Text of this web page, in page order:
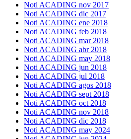
Noti ACADING
Noti ACADING nov 2017
Noti ACADING dic 2017
Noti ACADING ene 2018
Noti ACADING feb 2018
Noti ACADING mar 2018
Noti ACADING abr 2018
Noti ACADING may 2018
Noti ACADING jun 2018
Noti ACADING jul 2018
Noti ACADING agos 2018
Noti ACADING sept 2018
Noti ACADING oct 2018
Noti ACADING nov 2018
Noti ACADING dic 2018
Noti ACADING may 2024